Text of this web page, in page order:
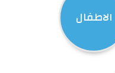
الاطفال